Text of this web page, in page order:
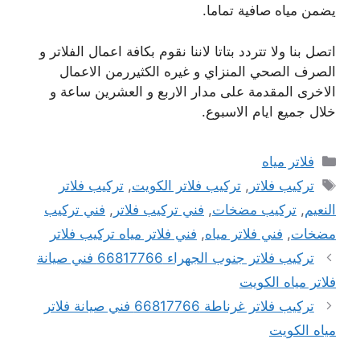
يضمن مياه صافية تماما.
اتصل بنا ولا تتردد بتاتا لاننا نقوم بكافة اعمال الفلاتر و
الصرف الصحي المنزاي و غيره الكثيررمن الاعمال
الاخرى المقدمة على مدار الاربع و العشرين ساعة و
خلال جميع ايام الاسبوع.
التصنيفات
فلاتر مياه
الوسوم
تركيب فلاتر ,تركيب فلاتر الكويت,تركيب فلاتر
النعيم, تركيب مضخات, فني تركيب فلاتر , فني تركيب
مضخات, فني فلاتر مياه, فني فلاتر مياه تركيب فلاتر
تركيب فلاتر جنوب الجهراء 66817766 فني صيانة
فلاتر مياه الكويت
تركيب فلاتر غرناطة 66817766 فني صيانة فلاتر
مياه الكويت